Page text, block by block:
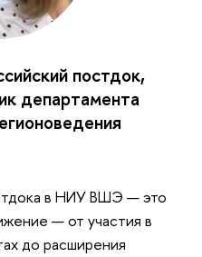
постдок,
департамента
в НИУ ВШЭ — это
— от участия в
до расширения